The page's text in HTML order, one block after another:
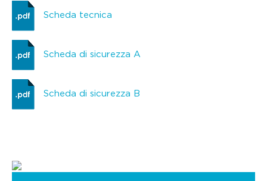
Scheda tecnica
Scheda di sicurezza A
Scheda di sicurezza B